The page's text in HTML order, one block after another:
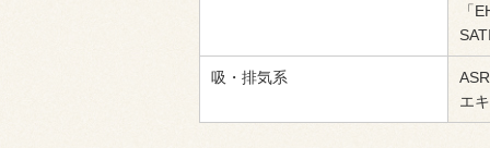
「
吸・排気系
ASR
エ